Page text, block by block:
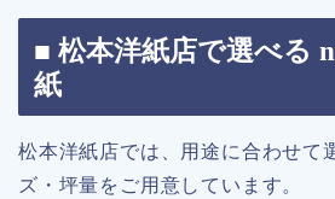
■ 松本洋紙店で選べる
紙
松本洋紙店では、用途に合わせて
ズ・坪量をご用意しています。